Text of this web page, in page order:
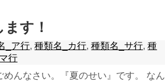
す！
_ア行,種類名_カ行,種類名_サ行,種
行
んなさい。『夏のせい』です。 なん